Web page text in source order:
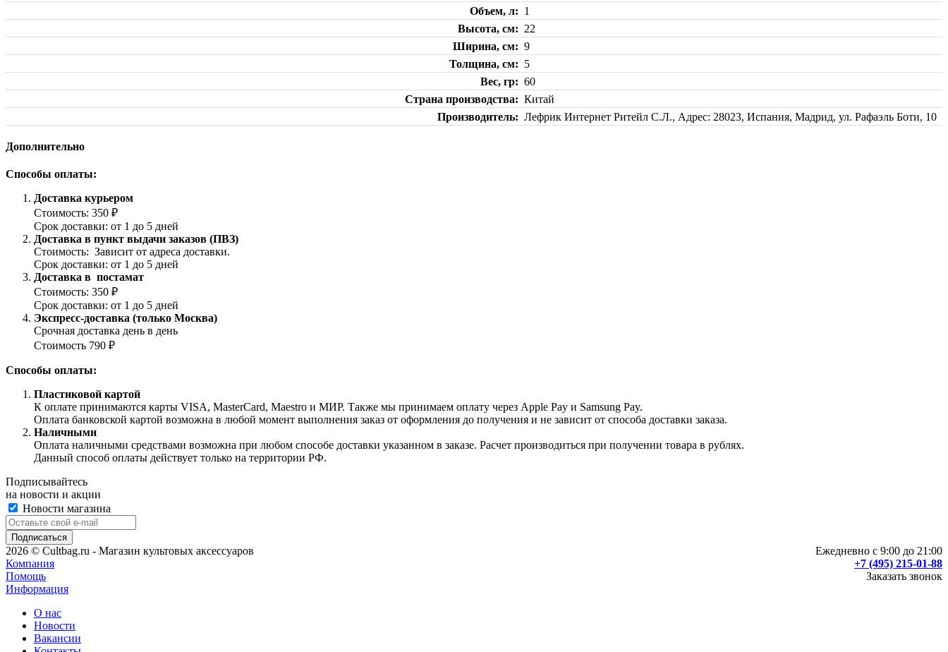
Объем, л
1
Высота, см
22
Ширина, см
9
Толщина, см
5
Вес, гр
60
Страна производства
Китай
Производитель
Лефрик Интернет Ритейл С.Л., Адрес: 28023, Испания, Мадрид, ул. Рафаэль Боти, 10
Дополнительно
Способы оплаты:
Доставка курьером
Стоимость: 350 ₽
Срок доставки: от 1 до 5 дней
Доставка в пункт выдачи заказов (ПВЗ)
Стоимость: Зависит от адреса доставки.
Срок доставки: от 1 до 5 дней
Доставка в постамат
Стоимость: 350 ₽
Срок доставки: от 1 до 5 дней
Экспресс-доставка (только Москва)
Срочная доставка день в день
Стоимость 790 ₽
Способы оплаты:
Пластиковой картой
К оплате принимаются карты VISA, MasterCard, Maestro и МИР. Также мы принимаем оплату через Apple Pay и Samsung Pay.
Оплата банковской картой возможна в любой момент выполнения заказ от оформления до получения и не зависит от способа доставки заказа.
Наличными
Оплата наличными средствами возможна при любом способе доставки указанном в заказе. Расчет производиться при получении товара в рублях.
Данный способ оплаты действует только на территории РФ.
Подписывайтесь
на новости и акции
Новости магазина
Ежедневно с 9:00 до 21:00
+7 (495) 215-01-88
Заказать звонок
2026 © Cultbag.ru - Магазин культовых аксессуаров
Компания
Помощь
Информация
О нас
Новости
Вакансии